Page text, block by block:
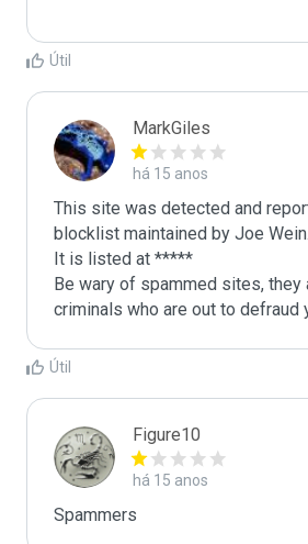
Útil
MarkGiles
há 15 anos
This site was detected and
blocklist maintained by Joe Wein.
It is listed at *****
Be wary of spammed sites, they
criminals who are out to defraud
Útil
Figure10
há 15 anos
Spammers